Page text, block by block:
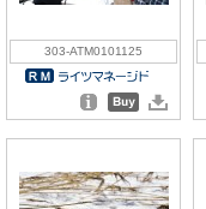
303-ATM0101125